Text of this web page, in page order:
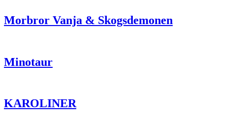
Morbror Vanja & Skogsdemonen
Minotaur
KAROLINER